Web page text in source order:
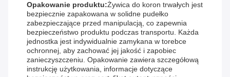
Opakowanie produktu:Żywica do koron trwałych jest
bezpiecznie zapakowana w solidne pudełko
zabezpieczające przed manipulacją, co zapewnia
bezpieczeństwo produktu podczas transportu. Każda
jednostka jest indywidualnie zamykana w torebce
ochronnej, aby zachować jej jakość i zapobiec
zanieczyszczeniu. Opakowanie zawiera szczegółową
instrukcję użytkowania, informacje dotyczące